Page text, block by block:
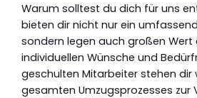
Warum solltest du dich für uns
bieten dir nicht nur ein
sondern legen auch großen Wert
individuellen Wünsche und
geschulten Mitarbeiter stehen dir
gesamten Umzugsprozesses zur